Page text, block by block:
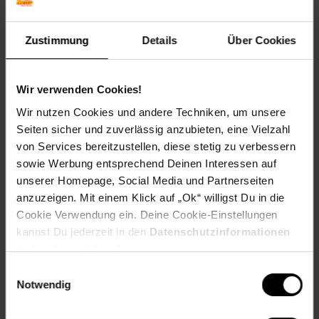
Zustimmung Details Über Cookies
Wir verwenden Cookies!
Wir nutzen Cookies und andere Techniken, um unsere
Seiten sicher und zuverlässig anzubieten, eine Vielzahl
von Services bereitzustellen, diese stetig zu verbessern
sowie Werbung entsprechend Deinen Interessen auf
unserer Homepage, Social Media und Partnerseiten
anzuzeigen. Mit einem Klick auf „Ok“ willigst Du in die
Cookie Verwendung ein. Deine Cookie-Einstellungen
kannst Du jederzeit in den Datenschutzinformationen
ändern bzw. widerrufen.
Notwendig
enthält Kleinteile, die verschluckt werden können.
Erstickungsgefahr!
Artikel gehört zur Kategorie:
Versandinformationen
Herstellerinformationen